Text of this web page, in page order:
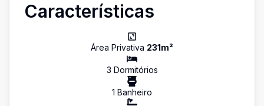
Características
Área Privativa 231m²
3 Dormitórios
1 Banheiro